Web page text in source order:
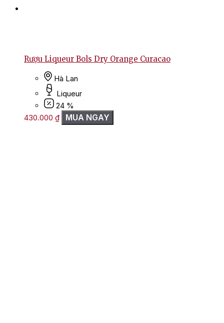
Rượu Liqueur Bols Dry Orange Curacao
Hà Lan
Liqueur
24 %
430.000 ₫ MUA NGAY